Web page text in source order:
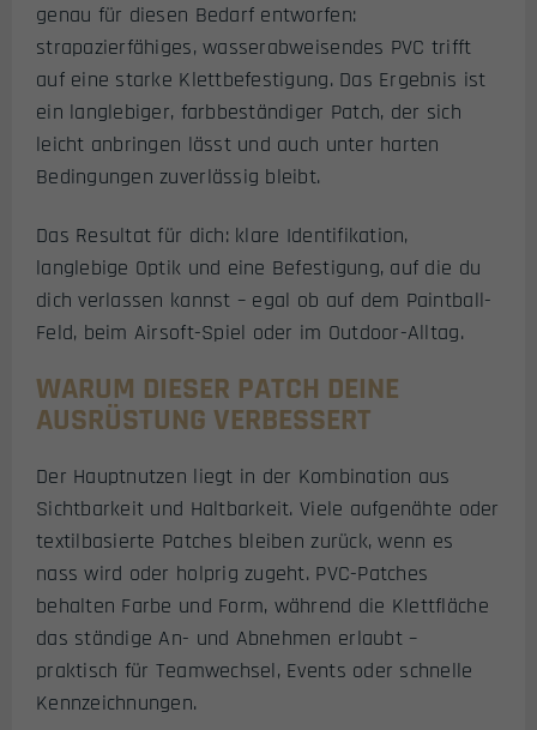
genau für diesen Bedarf entworfen:
strapazierfähiges, wasserabweisendes PVC trifft
auf eine starke Klettbefestigung. Das Ergebnis ist
ein langlebiger, farbbeständiger Patch, der sich
leicht anbringen lässt und auch unter harten
Bedingungen zuverlässig bleibt.
Das Resultat für dich: klare Identifikation,
langlebige Optik und eine Befestigung, auf die du
dich verlassen kannst – egal ob auf dem Paintball-
Feld, beim Airsoft-Spiel oder im Outdoor-Alltag.
WARUM DIESER PATCH DEINE
AUSRÜSTUNG VERBESSERT
Der Hauptnutzen liegt in der Kombination aus
Sichtbarkeit und Haltbarkeit. Viele aufgenähte oder
textilbasierte Patches bleiben zurück, wenn es
nass wird oder holprig zugeht. PVC-Patches
behalten Farbe und Form, während die Klettfläche
das ständige An- und Abnehmen erlaubt –
praktisch für Teamwechsel, Events oder schnelle
Kennzeichnungen.